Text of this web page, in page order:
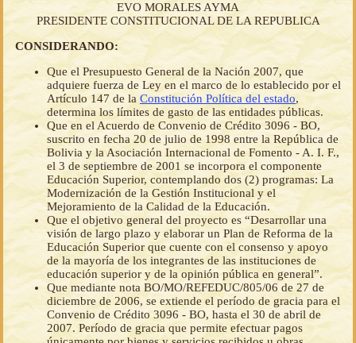
EVO MORALES AYMA
PRESIDENTE CONSTITUCIONAL DE LA REPUBLICA
CONSIDERANDO:
Que el Presupuesto General de la Nación 2007, que
adquiere fuerza de Ley en el marco de lo establecido por el
Artículo 147 de la Constitución Política del estado,
determina los límites de gasto de las entidades públicas.
Que en el Acuerdo de Convenio de Crédito 3096 - BO,
suscrito en fecha 20 de julio de 1998 entre la República de
Bolivia y la Asociación Internacional de Fomento - A. I. F.,
el 3 de septiembre de 2001 se incorpora el componente
Educación Superior, contemplando dos (2) programas: La
Modernización de la Gestión Institucional y el
Mejoramiento de la Calidad de la Educación.
Que el objetivo general del proyecto es “Desarrollar una
visión de largo plazo y elaborar un Plan de Reforma de la
Educación Superior que cuente con el consenso y apoyo
de la mayoría de los integrantes de las instituciones de
educación superior y de la opinión pública en general”.
Que mediante nota BO/MO/REFEDUC/805/06 de 27 de
diciembre de 2006, se extiende el período de gracia para el
Convenio de Crédito 3096 - BO, hasta el 30 de abril de
2007. Período de gracia que permite efectuar pagos